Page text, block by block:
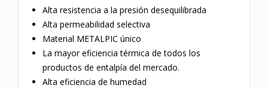
Alta resistencia a la presión desequilibrada
Alta permeabilidad selectiva
Material METALPIC único
La mayor eficiencia térmica de todos los
productos de entalpía del mercado.
Alta eficiencia de humedad